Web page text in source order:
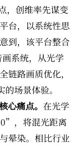
，创维率先谋变
台，以系统性思
到，该平台整合
系统，从光学
链路画质优化，
场景体验。
心痛点。 在光学
，将混光距离
晕染。相比行业